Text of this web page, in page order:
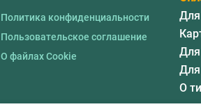
Политика конфиденциальности
Пользовательское соглашение
О файлах Cookie
Для
Для
Для
О